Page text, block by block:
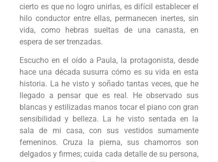
cierto es que no logro unirlas, es difícil establecer el
hilo conductor entre ellas, permanecen inertes, sin
vida, como hebras sueltas de una canasta, en
espera de ser trenzadas.
Escucho en el oído a Paula, la protagonista, desde
hace una década susurra cómo es su vida en esta
historia. La he visto y soñado tantas veces, que he
llegado a pensar que es real. He observado sus
blancas y estilizadas manos tocar el piano con gran
sensibilidad y belleza. La he visto sentada en la
sala de mi casa, con sus vestidos sumamente
femeninos. Cruza la pierna, sus chamorros son
delgados y firmes; cuida cada detalle de su persona,